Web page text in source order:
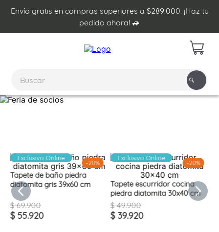
Envío gratis en compras superiores a $289.000. ¡Haz tu
pedido ahora! 🚙
-20%
Exclusivo Online
Tapete de baño piedra
diatomita gris 39x60 cm
$ 69.900
$ 55.920
-20%
Exclusivo Online
Tapete escurridor cocina
piedra diatomita 30x40 cm
$ 49.900
$ 39.920